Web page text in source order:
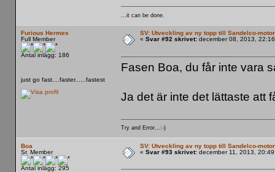
...it can be done.
Furious Hermes
Full Member
Antal inlägg: 186
just go fast....faster......fastest
SV: Utveckling av ny topp till Sandelco-
« Svar #92 skrivet:december 08, 2013,
Fasen Boa, du får inte vara
Ja det är inte det lättaste att
Try and Error...:-)
Boa
Sr. Member
Antal inlägg: 295
SV: Utveckling av ny topp till Sandelco-
« Svar #93 skrivet:december 11, 2013,